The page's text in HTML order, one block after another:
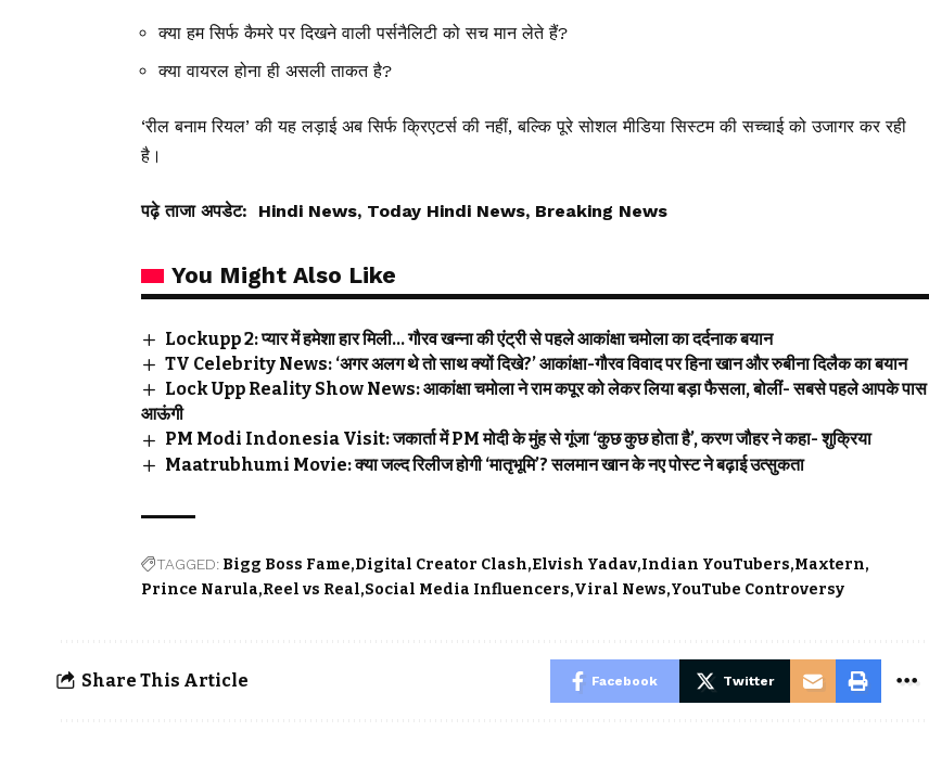
क्या हम सिर्फ कैमरे पर दिखने वाली पर्सनैलिटी को सच मान लेते हैं?
क्या वायरल होना ही असली ताकत है?
‘रील बनाम रियल’ की यह लड़ाई अब सिर्फ क्रिएटर्स की नहीं, बल्कि पूरे सोशल मीडिया सिस्टम की सच्चाई को उजागर कर रही
है।
पढ़े ताजा अपडेट: Hindi News, Today Hindi News, Breaking News
You Might Also Like
Lockupp 2: प्यार में हमेशा हार मिली… गौरव खन्ना की एंट्री से पहले आकांक्षा चमोला का दर्दनाक बयान
TV Celebrity News: ‘अगर अलग थे तो साथ क्यों दिखे?’ आकांक्षा-गौरव विवाद पर हिना खान और रुबीना दिलैक का बयान
Lock Upp Reality Show News: आकांक्षा चमोला ने राम कपूर को लेकर लिया बड़ा फैसला, बोलीं- सबसे पहले आपके पास
आऊंगी
PM Modi Indonesia Visit: जकार्ता में PM मोदी के मुंह से गूंजा ‘कुछ कुछ होता है’, करण जौहर ने कहा- शुक्रिया
Maatrubhumi Movie: क्या जल्द रिलीज होगी ‘मातृभूमि’? सलमान खान के नए पोस्ट ने बढ़ाई उत्सुकता
TAGGED: Bigg Boss Fame Digital Creator Clash Elvish Yadav Indian YouTubers Maxtern
Prince Narula Reel vs Real Social Media Influencers Viral News YouTube Controversy
Share This Article Facebook Twitter